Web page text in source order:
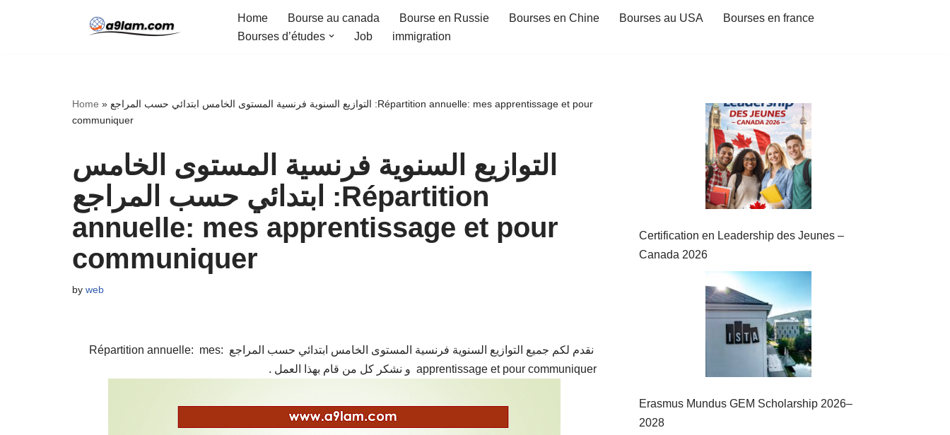
Home Bourse au canada Bourse en Russie Bourses en Chine Bourses au USA
Bourses en france
Bourses d’études
Job immigration
Home » التوازیع السنویة فرنسیة المستوى الخامس ابتدائي حسب المراجع :Répartition annuelle: mes apprentissage et pour
communiquer
التوازیع السنویة فرنسیة المستوى الخامس
ابتدائي حسب المراجع :Répartition
annuelle: mes apprentissage et pour
communiquer
by web
نقدم لكم جميع التوازیع السنویة فرنسیة المستوى الخامس ابتدائي حسب المراجع :Répartition annuelle: mes
apprentissage et pour communiquer و نشكر كل من قام بهذا العمل .
Certification en Leadership des Jeunes –
Canada 2026
Erasmus Mundus GEM Scholarship 2026–
2028